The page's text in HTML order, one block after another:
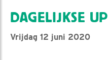
DAGELIJKSE
Vrijdag 12 juni 2020